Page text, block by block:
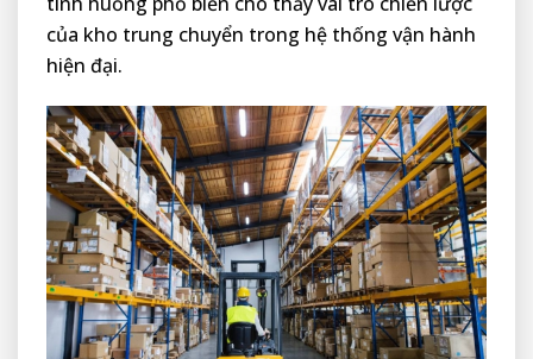
của kho trung chuyển trong hệ thống vận hành
hiện đại.